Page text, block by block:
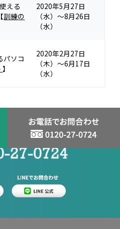
える
訓練の
2020年5月27日
（水）～8月26日
（水）
パソコ
】
2020年2月27日
（木）～6月17日
（水）
問い合わせから